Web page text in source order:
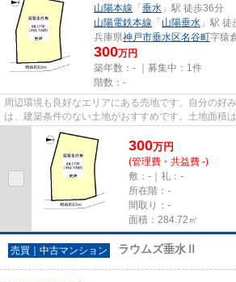
山陽本線 「 垂水 」駅 徒歩36分
山陽電鉄本線 「 山陽垂水 」駅
兵庫県神戸市垂水区名谷町字猿
300万円
築年数：- ｜募集中： 1件
階数：-
周辺環境も良好なエリアにある売地です。自分の好
は、建築条件のない土地がおすすめです。土地面積
が15m以上あると車の出し入れ...
300万円
(管理費・共益費 -)
敷：-｜礼：-
所在階：-
間取り：-
面積：284.72㎡
売買｜中古マンション ラウムズ垂水Ⅱ